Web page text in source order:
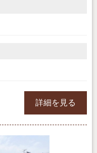
詳細を見る